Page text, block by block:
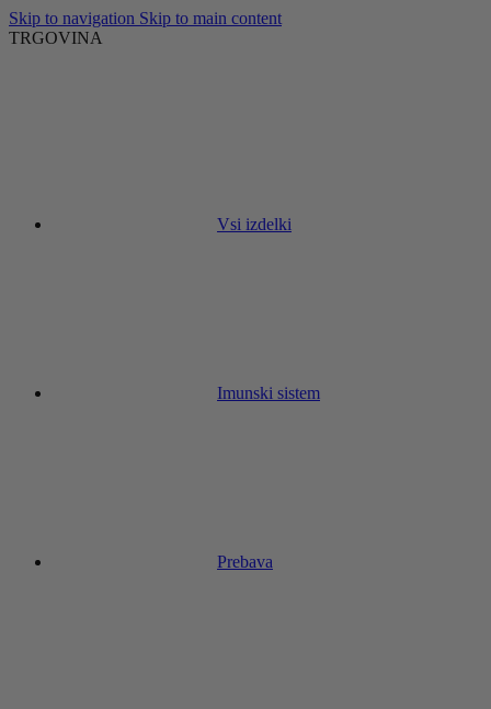
Skip to navigation Skip to main content
TRGOVINA
Vsi izdelki
Imunski sistem
Prebava